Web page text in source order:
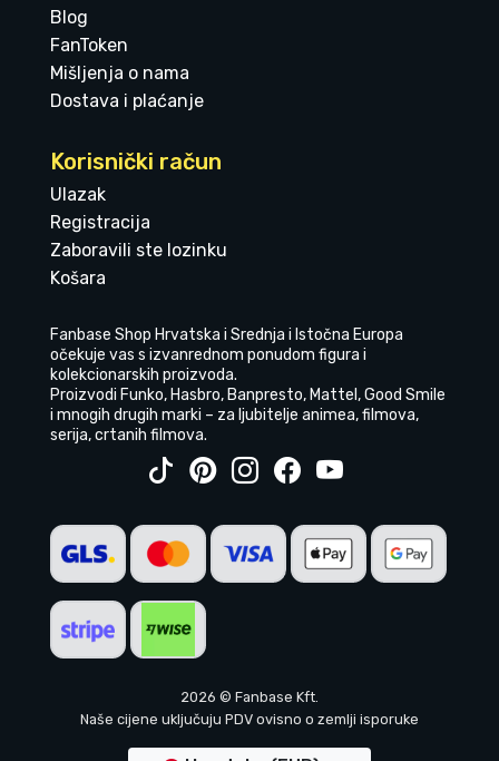
Blog
FanToken
Mišljenja o nama
Dostava i plaćanje
Korisnički račun
Ulazak
Registracija
Zaboravili ste lozinku
Košara
Fanbase Shop Hrvatska i Srednja i Istočna Europa
očekuje vas s izvanrednom ponudom figura i
kolekcionarskih proizvoda.
Proizvodi Funko, Hasbro, Banpresto, Mattel, Good Smile
i mnogih drugih marki – za ljubitelje animea, filmova,
serija, crtanih filmova.
2026 © Fanbase Kft.
Naše cijene uključuju PDV ovisno o zemlji isporuke